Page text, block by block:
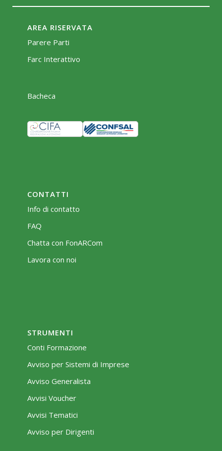
AREA RISERVATA
Parere Parti
Farc Interattivo
Bacheca
CONTATTI
Info di contatto
FAQ
Chatta con FonARCom
Lavora con noi
STRUMENTI
Conti Formazione
Avviso per Sistemi di Imprese
Avviso Generalista
Avvisi Voucher
Avvisi Tematici
Avviso per Dirigenti